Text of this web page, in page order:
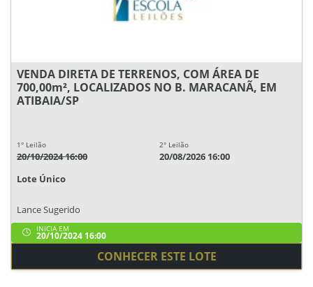
VENDA DIRETA DE TERRENOS, COM ÁREA DE
700,00m², LOCALIZADOS NO B. MARACANÃ, EM
ATIBAIA/SP
1° Leilão
20/10/2024 16:00
2° Leilão
20/08/2026 16:00
Lote Único
Lance Sugerido
INICIA EM
20/10/2024 16:00
CONHECER ESTE LOTE